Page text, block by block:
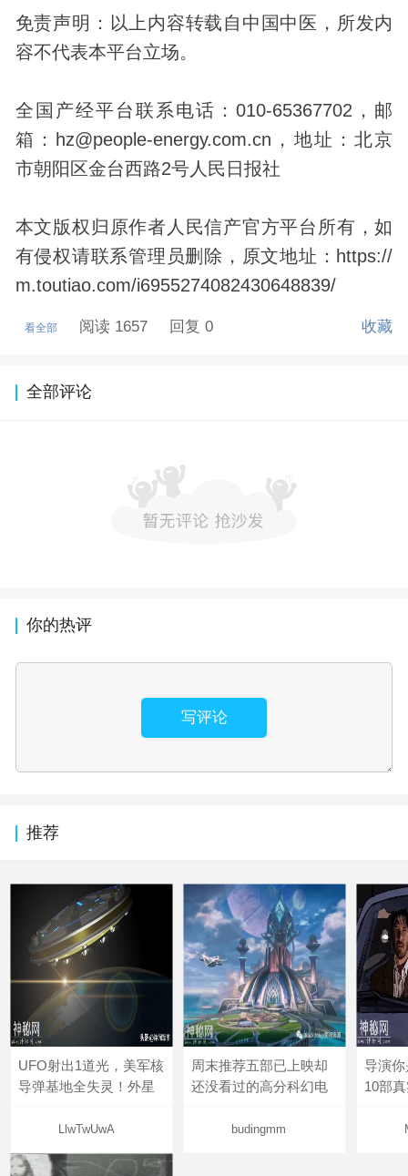
免责声明：以上内容转载自中国中医，所发内
容不代表本平台立场。
全国产经平台联系电话：010-65367702，邮
箱：hz@people-energy.com.cn，地址：北京
市朝阳区金台西路2号人民日报社
本文版权归原作者人民信产官方平台所有，如
有侵权请联系管理员删除，原文地址：https://
m.toutiao.com/i6955274082430648839/
看全部 阅读 1657 回复 0 收藏
全部评论
你的热评
写评论
推荐
UFO射出1道光，美军核
导弹基地全失灵！外星
LlwTwUwA
周末推荐五部已上映却
还没看过的高分科幻电
budingmm
导演
10部